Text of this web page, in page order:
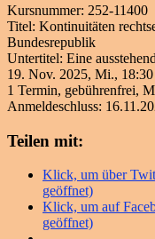
Kursnummer: 252-11400
Titel: Kontinuitäten
Bundesrepublik
Untertitel: Eine
19. Nov. 2025, Mi.,
1 Termin, gebührenfrei,
Anmeldeschluss:
Teilen mit:
Klick, um über
geöffnet)
Klick, um auf
geöffnet)